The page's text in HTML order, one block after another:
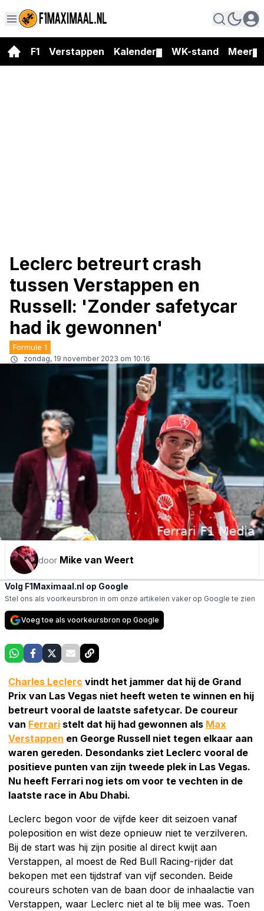
F1 Verstappen Kalender WK-stand Meer
Leclerc betreurt crash
tussen Verstappen en
Russell: 'Zonder safetycar
had ik gewonnen'
Formule 1
zondag, 19 november 2023 om 10:16
door Mike van Weert
Volg F1Maximaal.nl op Google
Stel ons als voorkeursbron in om onze artikelen vaker op Google te zien
Voeg toe als voorkeursbron op Google
Charles Leclerc vindt het jammer dat hij de Grand
Prix van Las Vegas niet heeft weten te winnen en hij
betreurt vooral de laatste safetycar. De coureur
van Ferrari stelt dat hij had gewonnen als Max
Verstappen en George Russell niet tegen elkaar aan
waren gereden. Desondanks ziet Leclerc vooral de
positieve punten van zijn tweede plek in Las Vegas.
Nu heeft Ferrari nog iets om voor te vechten in de
laatste race in Abu Dhabi.
Leclerc begon voor de vijfde keer dit seizoen vanaf
poleposition en wist deze opnieuw niet te verzilveren.
Bij de start was hij zijn positie al direct kwijt aan
Verstappen, al moest de Red Bull Racing-rijder dat
bekopen met een tijdstraf van vijf seconden. Beide
coureurs schoten van de baan door de inhaalactie van
Verstappen, waar Leclerc niet al te blij mee was. Toen